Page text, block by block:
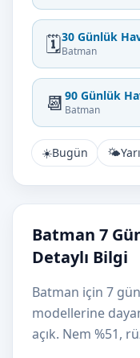
🗓️30 Günlük
Batman
📆 90 Günlük
Batman
☀️Bugün 🌤️
Batman 7
Detaylı Bilgi
Batman için 7
modellerine
açık. Nem %51,